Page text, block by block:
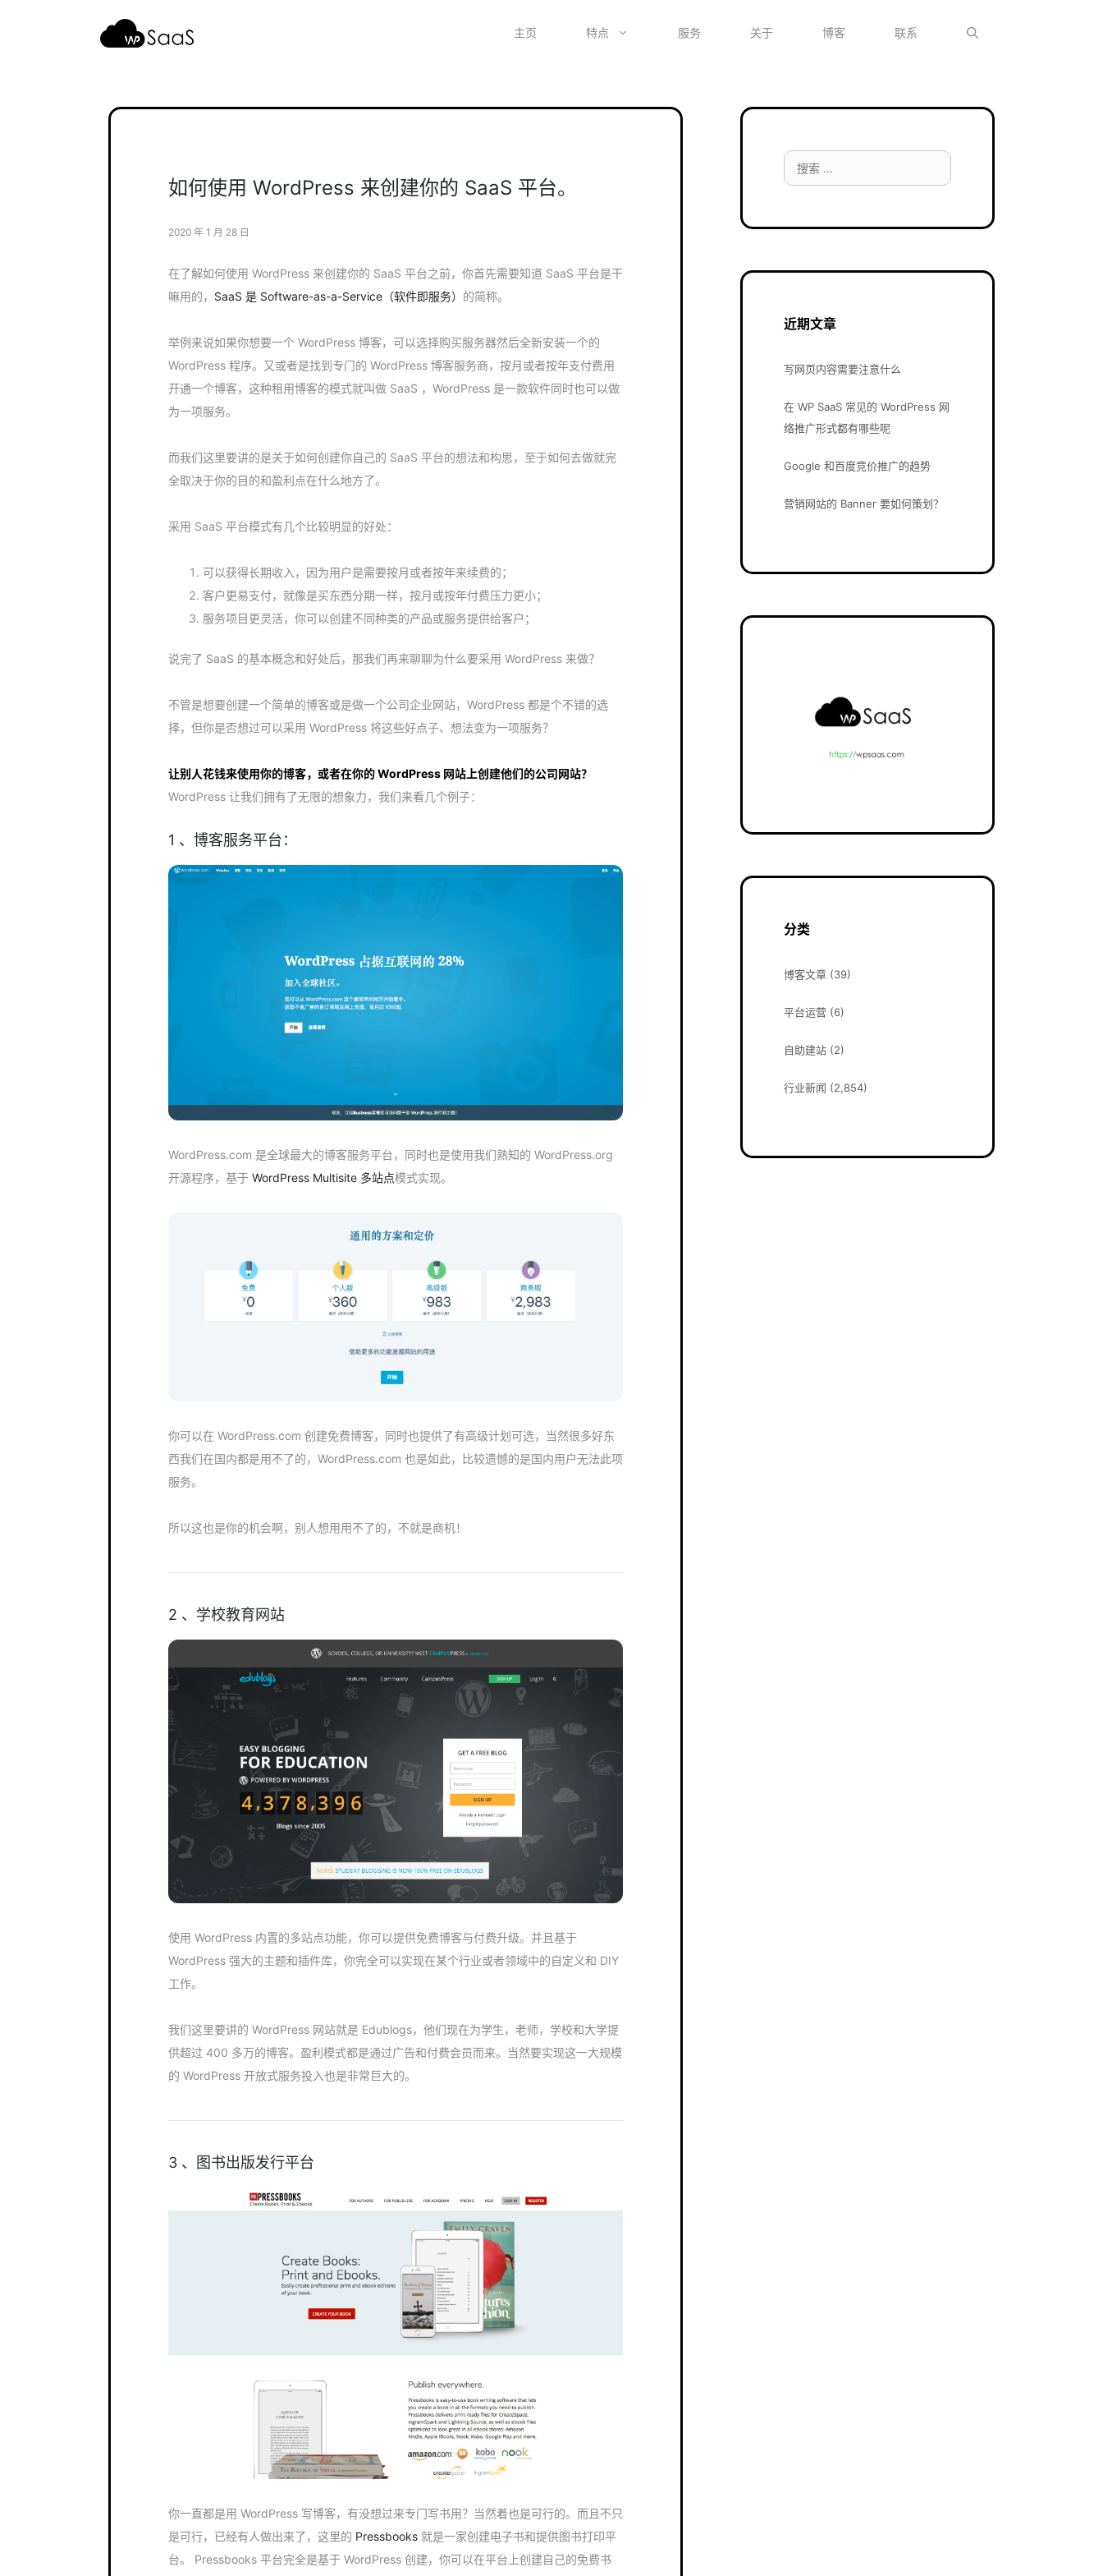
主页 特点 服务 关于 博客 联系
如何使用 WordPress 来创建你的 SaaS 平台。
2020 年 1 月 28 日
在了解如何使用 WordPress 来创建你的 SaaS 平台之前，你首先需要知道 SaaS 平台是干
嘛用的， SaaS 是 Software-as-a-Service（软件即服务） 的简称。
举例来说如果你想要一个 WordPress 博客，可以选择购买服务器然后全新安装一个的
WordPress 程序。又或者是找到专门的 WordPress 博客服务商，按月或者按年支付费用
开通一个博客，这种租用博客的模式就叫做 SaaS ，WordPress 是一款软件同时也可以做
为一项服务。
而我们这里要讲的是关于如何创建你自己的 SaaS 平台的想法和构思，至于如何去做就完
全取决于你的目的和盈利点在什么地方了。
采用 SaaS 平台模式有几个比较明显的好处：
可以获得长期收入，因为用户是需要按月或者按年来续费的；
客户更易支付，就像是买东西分期一样，按月或按年付费压力更小；
服务项目更灵活，你可以创建不同种类的产品或服务提供给客户；
说完了 SaaS 的基本概念和好处后，那我们再来聊聊为什么要采用 WordPress 来做？
不管是想要创建一个简单的博客或是做一个公司企业网站，WordPress 都是个不错的选
择，但你是否想过可以采用 WordPress 将这些好点子、想法变为一项服务？
让别人花钱来使用你的博客，或者在你的 WordPress 网站上创建他们的公司网站？
WordPress 让我们拥有了无限的想象力，我们来看几个例子：
1 、博客服务平台：
WordPress.com 是全球最大的博客服务平台，同时也是使用我们熟知的 WordPress.org
开源程序，基于 WordPress Multisite 多站点模式实现。
你可以在 WordPress.com 创建免费博客，同时也提供了有高级计划可选，当然很多好东
西我们在国内都是用不了的，WordPress.com 也是如此，比较遗憾的是国内用户无法此项
服务。
所以这也是你的机会啊，别人想用用不了的，不就是商机！
2 、学校教育网站
使用 WordPress 内置的多站点功能，你可以提供免费博客与付费升级。并且基于
WordPress 强大的主题和插件库，你完全可以实现在某个行业或者领域中的自定义和 DIY
工作。
我们这里要讲的 WordPress 网站就是 Edublogs，他们现在为学生，老师，学校和大学提
供超过 400 多万的博客。盈利模式都是通过广告和付费会员而来。当然要实现这一大规模
的 WordPress 开放式服务投入也是非常巨大的。
3 、图书出版发行平台
你一直都是用 WordPress 写博客，有没想过来专门写书用？当然着也是可行的。而且不只
是可行，已经有人做出来了，这里的 Pressbooks 就是一家创建电子书和提供图书打印平
台。 Pressbooks 平台完全是基于 WordPress 创建，你可以在平台上创建自己的免费书
搜
索：
近期文章
写网页内容需要注意什么
在 WP SaaS 常见的 WordPress 网
络推广形式都有哪些呢
Google 和百度竞价推广的趋势
营销网站的 Banner 要如何策划？
分类
博客文章 (39)
平台运营 (6)
自助建站 (2)
行业新闻 (2,854)